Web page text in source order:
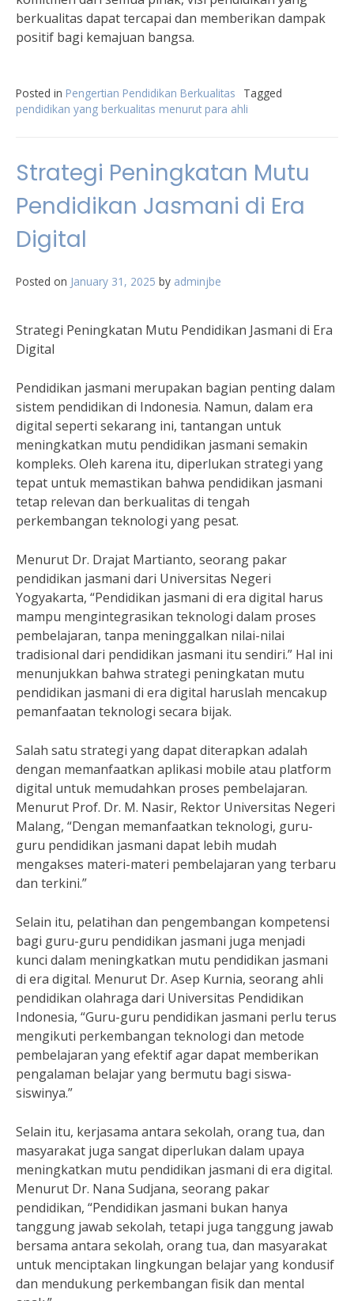
berkualitas dapat tercapai dan memberikan dampak
positif bagi kemajuan bangsa.
Posted in Pengertian Pendidikan Berkualitas
Tagged
pendidikan yang berkualitas menurut para ahli
Strategi Peningkatan Mutu
Pendidikan Jasmani di Era
Digital
Posted on January 31, 2025 by adminjbe
Strategi Peningkatan Mutu Pendidikan Jasmani di Era
Digital
Pendidikan jasmani merupakan bagian penting dalam
sistem pendidikan di Indonesia. Namun, dalam era
digital seperti sekarang ini, tantangan untuk
meningkatkan mutu pendidikan jasmani semakin
kompleks. Oleh karena itu, diperlukan strategi yang
tepat untuk memastikan bahwa pendidikan jasmani
tetap relevan dan berkualitas di tengah
perkembangan teknologi yang pesat.
Menurut Dr. Drajat Martianto, seorang pakar
pendidikan jasmani dari Universitas Negeri
Yogyakarta, “Pendidikan jasmani di era digital harus
mampu mengintegrasikan teknologi dalam proses
pembelajaran, tanpa meninggalkan nilai-nilai
tradisional dari pendidikan jasmani itu sendiri.” Hal ini
menunjukkan bahwa strategi peningkatan mutu
pendidikan jasmani di era digital haruslah mencakup
pemanfaatan teknologi secara bijak.
Salah satu strategi yang dapat diterapkan adalah
dengan memanfaatkan aplikasi mobile atau platform
digital untuk memudahkan proses pembelajaran.
Menurut Prof. Dr. M. Nasir, Rektor Universitas Negeri
Malang, “Dengan memanfaatkan teknologi, guru-
guru pendidikan jasmani dapat lebih mudah
mengakses materi-materi pembelajaran yang terbaru
dan terkini.”
Selain itu, pelatihan dan pengembangan kompetensi
bagi guru-guru pendidikan jasmani juga menjadi
kunci dalam meningkatkan mutu pendidikan jasmani
di era digital. Menurut Dr. Asep Kurnia, seorang ahli
pendidikan olahraga dari Universitas Pendidikan
Indonesia, “Guru-guru pendidikan jasmani perlu terus
mengikuti perkembangan teknologi dan metode
pembelajaran yang efektif agar dapat memberikan
pengalaman belajar yang bermutu bagi siswa-
siswinya.”
Selain itu, kerjasama antara sekolah, orang tua, dan
masyarakat juga sangat diperlukan dalam upaya
meningkatkan mutu pendidikan jasmani di era digital.
Menurut Dr. Nana Sudjana, seorang pakar
pendidikan, “Pendidikan jasmani bukan hanya
tanggung jawab sekolah, tetapi juga tanggung jawab
bersama antara sekolah, orang tua, dan masyarakat
untuk menciptakan lingkungan belajar yang kondusif
dan mendukung perkembangan fisik dan mental